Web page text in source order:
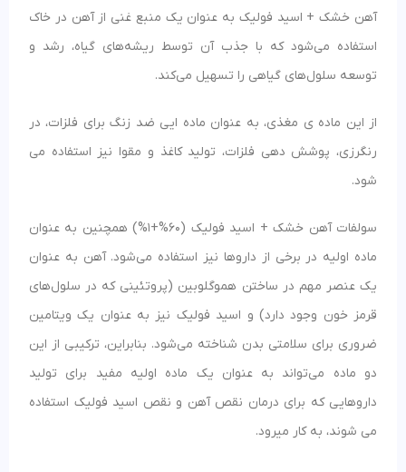
آهن خشک + اسید فولیک به عنوان یک منبع غنی از آهن در خاک
استفاده می‌شود که با جذب آن توسط ریشه‌های گیاه، رشد و
توسعه سلول‌های گیاهی را تسهیل می‌کند.
از این ماده ی مغذی، به عنوان ماده ایی ضد زنگ برای فلزات، در
رنگرزی، پوشش دهی فلزات، تولید کاغذ و مقوا نیز استفاده می
شود.
سولفات آهن خشک + اسید فولیک (60%+1%) همچنین به عنوان
ماده اولیه در برخی از داروها نیز استفاده می‌شود. آهن به عنوان
یک عنصر مهم در ساختن هموگلوبین (پروتئینی که در سلول‌های
قرمز خون وجود دارد) و اسید فولیک نیز به عنوان یک ویتامین
ضروری برای سلامتی بدن شناخته می‌شود. بنابراین، ترکیبی از این
دو ماده می‌تواند به عنوان یک ماده اولیه مفید برای تولید
داروهایی که برای درمان نقص آهن و نقص اسید فولیک استفاده
می شوند، به کار میرود.